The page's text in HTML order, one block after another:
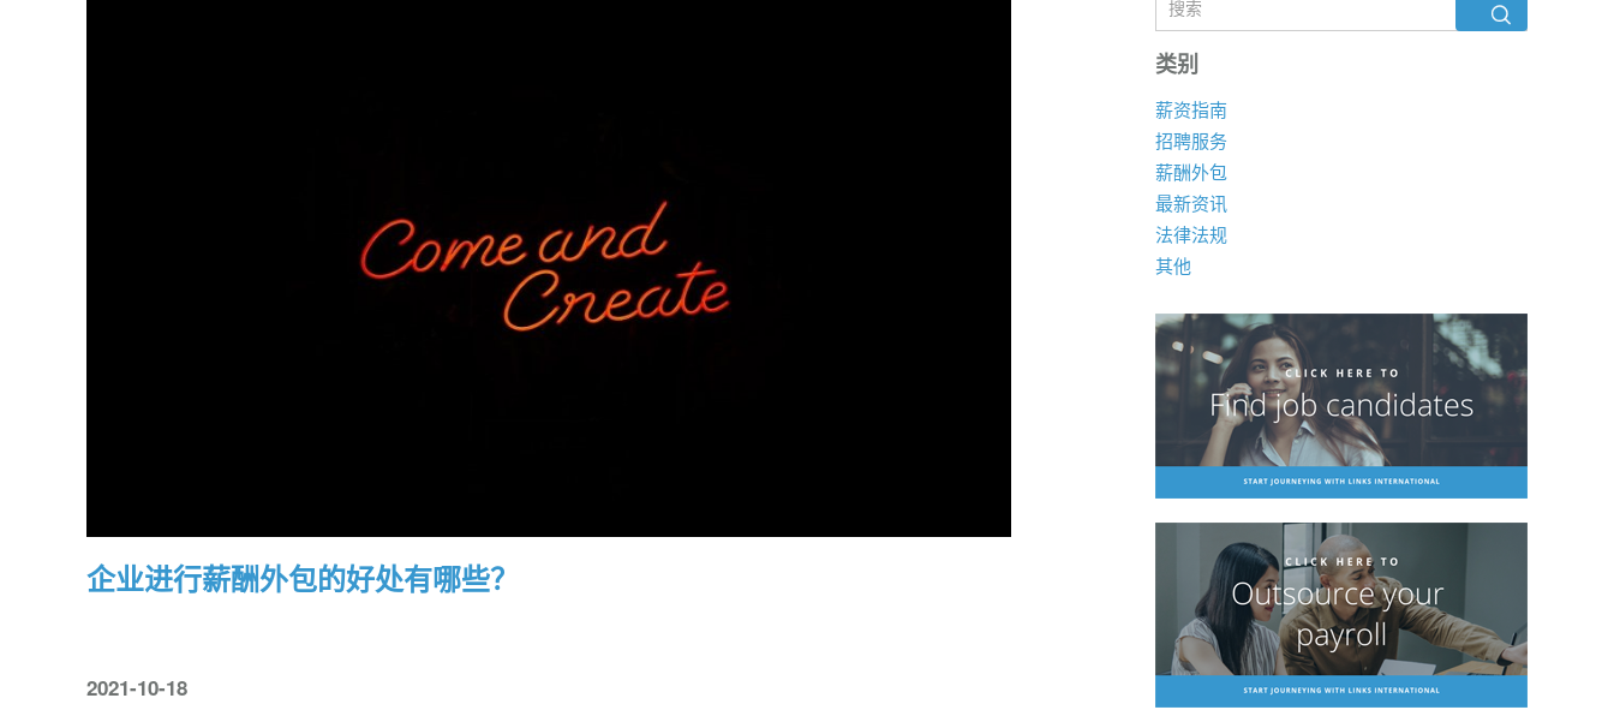
企业进行薪酬外包的好处有哪些？
2021-10-18
类别
薪资指南
招聘服务
薪酬外包
最新资讯
法律法规
其他